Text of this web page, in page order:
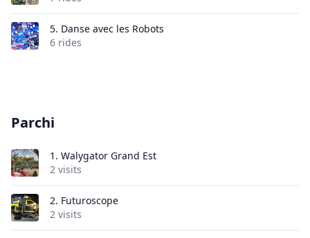
5. Danse avec les Robots
6 rides
Parchi
1. Walygator Grand Est
2 visits
2. Futuroscope
2 visits